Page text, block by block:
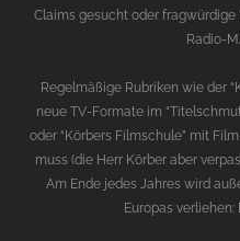
Claims gesucht oder fragwürdige
Radio-
Regelmäßige Rubriken wie der
neue TV-Formate im
oder “Körbers Filmschule” mit
muss (die Herr Körber aber
Am Ende jedes Jahres wird
Europas verliehen: